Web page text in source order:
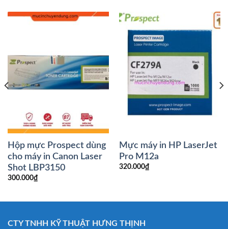
Hộp mực Prospect dùng
cho máy in Canon Laser
Shot LBP3150
300.000₫
Mực máy in HP LaserJet
Pro M12a
320.000₫
CTY TNHH KỸ THUẬT HƯNG THỊNH